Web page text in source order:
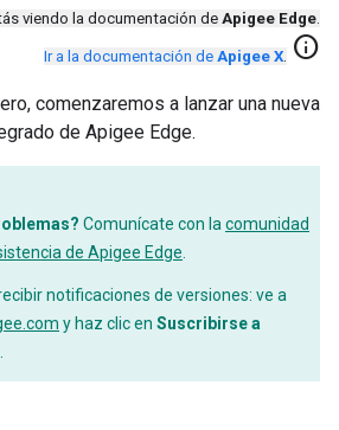
viendo la documentación de Apigee Edge.
Ir a la documentación de Apigee X. info
comenzaremos a lanzar una nueva
de Apigee Edge.
Comunícate con la comunidad
de Apigee Edge
notificaciones de versiones: ve a
y haz clic en Suscribirse a